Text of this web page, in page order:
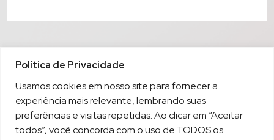
Política de Privacidade
Usamos cookies em nosso site para fornecer a
experiência mais relevante, lembrando suas
preferências e visitas repetidas. Ao clicar em “Aceitar
todos”, você concorda com o uso de TODOS os